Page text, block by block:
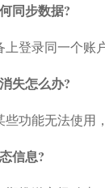
同步数据?
登录同一个账
失怎么办?
功能无法使用
信息?